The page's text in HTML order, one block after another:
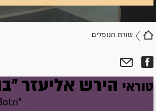
שורת הנופלים
טוראי הירש אליעזר